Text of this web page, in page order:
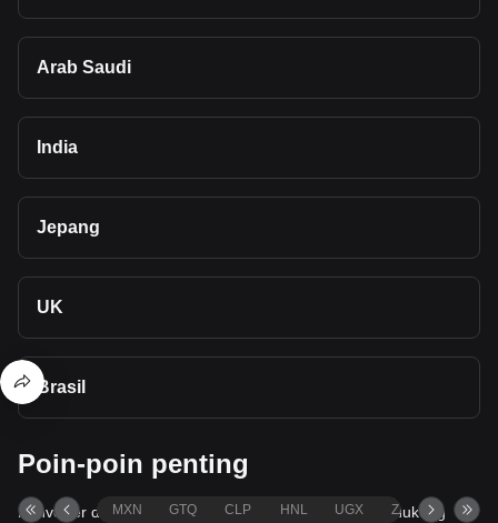
Arab Saudi
India
Jepang
UK
Brasil
Poin-poin penting
Konverter dan kalkulator mata uang kripto Bitget mendukung
MXN GTQ CLP HNL UGX ZAR TND